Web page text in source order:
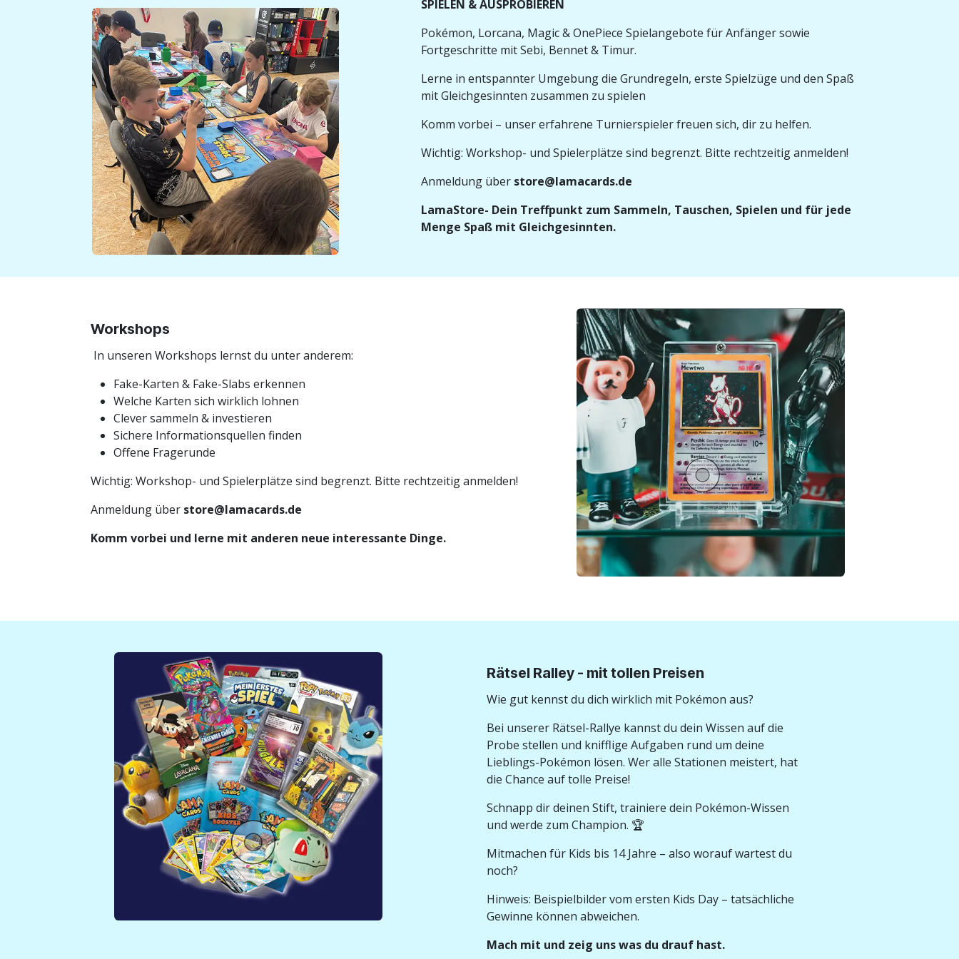
SPIELEN & AUSPROBIEREN
Pokémon, Lorcana, Magic & OnePiece Spielangebote für Anfänger sowie
Fortgeschritte mit Sebi, Bennet & Timur.
Lerne in entspannter Umgebung die Grundregeln, erste Spielzüge und den Spaß
mit Gleichgesinnten zusammen zu spielen
Komm vorbei – unser erfahrene Turnierspieler freuen sich, dir zu helfen.
Wichtig: Workshop- und Spielerplätze sind begrenzt. Bitte rechtzeitig anmelden!
Anmeldung über store@lamacards.de
LamaStore- Dein Treffpunkt zum Sammeln, Tauschen, Spielen und für jede
Menge Spaß mit Gleichgesinnten.
Workshops
In unseren Workshops lernst du unter anderem:
Fake-Karten & Fake-Slabs erkennen
Welche Karten sich wirklich lohnen
Clever sammeln & investieren
Sichere Informationsquellen finden
Offene Fragerunde
Wichtig: Workshop- und Spielerplätze sind begrenzt. Bitte rechtzeitig anmelden!
Anmeldung über store@lamacards.de
Komm vorbei und lerne mit anderen neue interessante Dinge.
Rätsel Ralley - mit tollen Preisen
Wie gut kennst du dich wirklich mit Pokémon aus?
Bei unserer Rätsel-Rallye kannst du dein Wissen auf die
Probe stellen und knifflige Aufgaben rund um deine
Lieblings-Pokémon lösen. Wer alle Stationen meistert, hat
die Chance auf tolle Preise!
Schnapp dir deinen Stift, trainiere dein Pokémon-Wissen
und werde zum Champion. 🏆
Mitmachen für Kids bis 14 Jahre – also worauf wartest du
noch?
Hinweis: Beispielbilder vom ersten Kids Day – tatsächliche
Gewinne können abweichen.
Mach mit und zeig uns was du drauf hast.